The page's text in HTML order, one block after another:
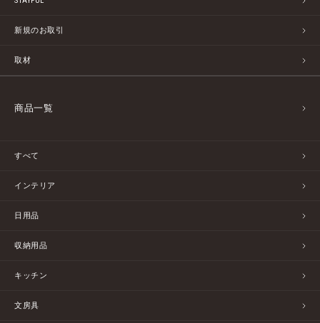
新規のお取引
取材
商品一覧
すべて
インテリア
日用品
収納用品
キッチン
文房具